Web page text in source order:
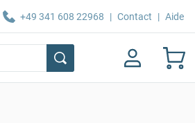
+49 341 608 22968 | Contact | Aide